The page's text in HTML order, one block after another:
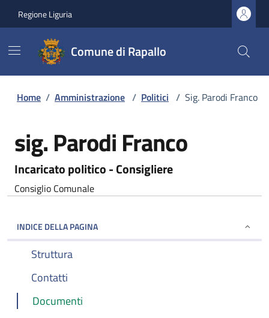
Regione Liguria
Comune di Rapallo
Home / Amministrazione / Politici / Sig. Parodi Franco
sig. Parodi Franco
Incaricato politico - Consigliere
Consiglio Comunale
INDICE DELLA PAGINA
Struttura
Contatti
Documenti